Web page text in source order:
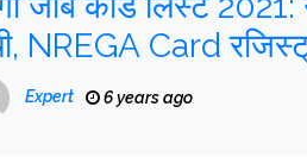
NREGA Card
Expert 6 years ago